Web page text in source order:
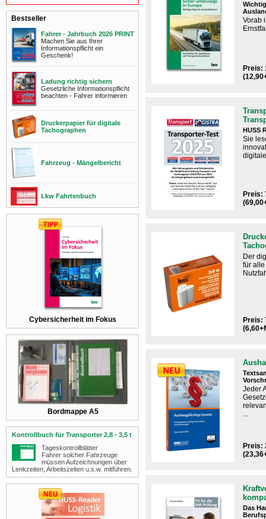
Bestseller
Fahrer - Jahrbuch 2026 PRINT
Machen Sie aus Ihrer
Informationspflicht ein
Geschenk!
Ladung richtig sichern
Gesetzliche Informationspflicht
beachten - Fahrer informieren
Druckerpapier für digitale
Tachographen
Fahrzeug - Mängelbericht
Lkw Fahrtenbuch
Cybersicherheit im Fokus
Bordmappe A5
Kontrollbuch für Transporter 2,8 - 3,5 t
Tageskontrollblätter
Fahrer solcher Fahrzeuge
müssen Aufzeichnungen über
Lenkzeiten, Arbeitszeiten u.s.w. mitführen.
Vorab
Preis:
HUSS
Sie
Preis:
Der
für
Preis:
Jeder
...
Preis:
Das